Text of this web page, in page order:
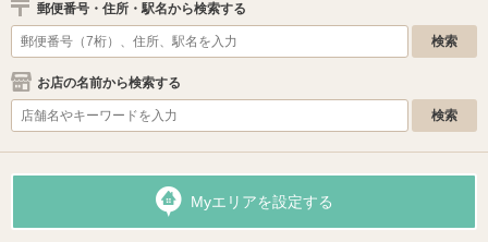
郵便番号・住所・駅名から検索する
お店の名前から検索する
Myエリアを設定する